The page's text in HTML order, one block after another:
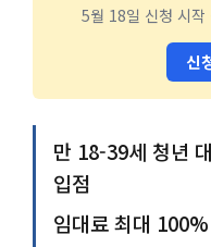
5월 18일 신청 시작
신
만 18-39세 청년
입점
임대료 최대